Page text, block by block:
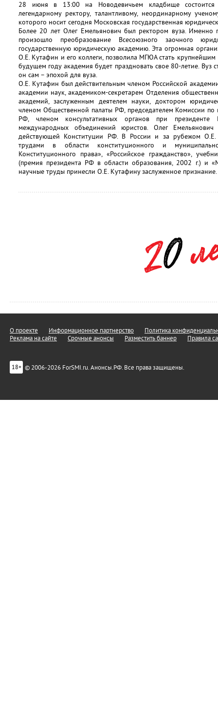
28 июня в 13:00 на Новодевичьем кладбище состоится
легендарному ректору, талантливому, неординарному
которого носит сегодня Московская государственная
Более 20 лет Олег Емельянович был ректором вуза.
произошло преобразование Всесоюзного заочного
государственную юридическую академию. Эта огромная
О.Е. Кутафин и его коллеги, позволила МГЮА стать
будущем году академия будет праздновать свое 80-летие. Вуз
он сам – эпохой для вуза.
О.Е. Кутафин был действительным членом Российской
академии наук, академиком-секретарем Отделения
академий, заслуженным деятелем науки, доктором
членом Общественной палаты РФ, председателем Комиссии по
РФ, членом консультативных органов при
международных объединений юристов. Олег
действующей Конституции РФ. В России и за рубежом
трудами в области конституционного и
Конституционного права», «Российское гражданство»,
(премия президента РФ в области образования, 2002 г.) и
научные труды принесли О.Е. Кутафину заслуженное признание.
О проекте Информационное партнерство
Политика
Реклама на сайте
Срочные анонсы Разместить баннер Правила
18+ © 2006-2026 ForSMI.ru. Анонсы.РФ. Все права защищены.